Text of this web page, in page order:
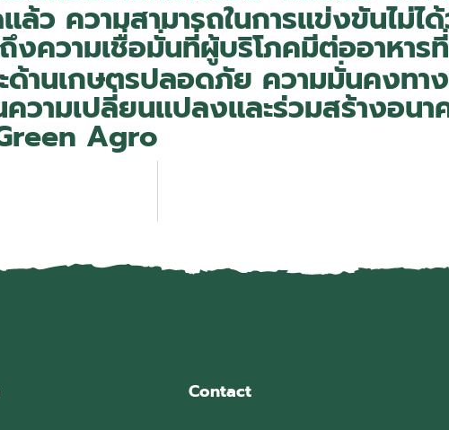
ล้ว ความสามารถในการแข่งขันไม่
ความเชื่อมั่นที่ผู้บริโภคมีต่ออาหาร
ด้านเกษตรปลอดภัย ความมั่นคงทา
วามเปลี่ยนแปลงและร่วมสร้างอน
Agro
Contact